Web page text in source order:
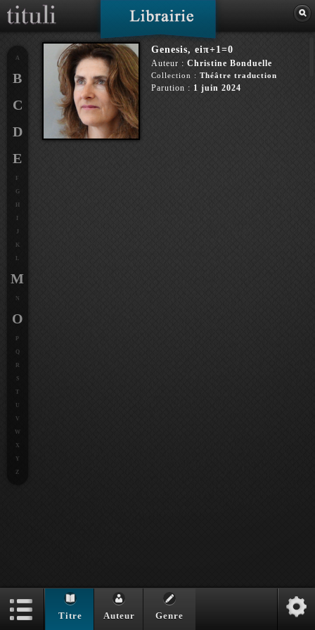
Genesis, eiπ+1=0
Auteur : Christine Bonduelle
Collection : Théâtre traduction
Parution : 1 juin 2024
A
B
C
D
E
F
G
H
J
K
L
M
N
O
P
Q
R
S
T
U
V
W
X
Y
Z
Titre Auteur Genre